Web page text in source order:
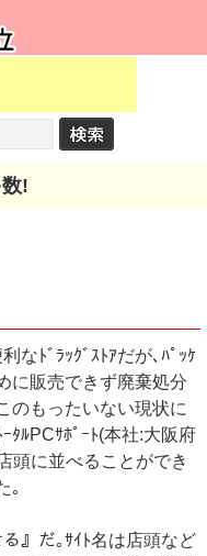
!
なﾄﾞﾗｯｸﾞｽﾄｱだが､ﾊﾟｯｹ
に販売できず廃棄処分
のもったいない現状に
ﾀﾙPCｻﾎﾟｰﾄ(本社:大阪府
頭に並べることができ
｡
』だ｡ｻｲﾄ名は店頭など